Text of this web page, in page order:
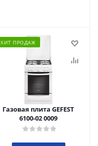
ХИТ ПРОДАЖ
Газовая плита GEFEST
6100-02 0009